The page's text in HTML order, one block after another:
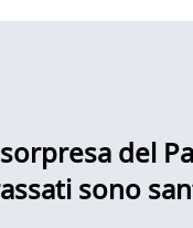
del
sono